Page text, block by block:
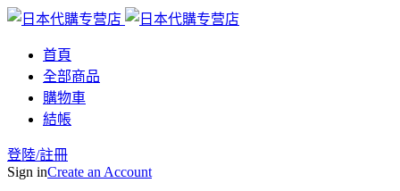
首頁
全部商品
購物車
結帳
登陸/註冊
Sign inCreate an Account